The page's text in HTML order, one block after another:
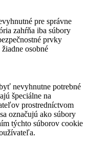
pre správne
zahŕňa iba súbory
prvky
osobné
nevyhnutne potrebné
špeciálne na
prostredníctvom
označujú ako súbory
týchto súborov cookie